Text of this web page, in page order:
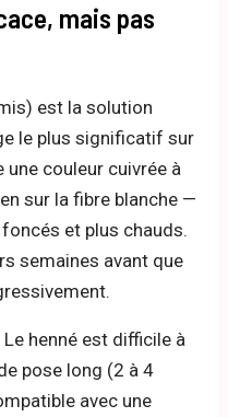
mais pas
est la solution
le plus significatif sur
une couleur cuivrée à
sur la fibre blanche —
et plus chauds.
semaines avant que
henné est difficile à
pose long (2 à 4
avec une